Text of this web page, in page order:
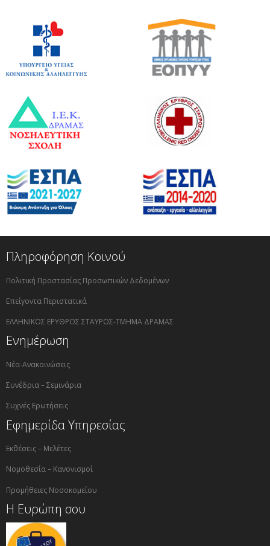
Πληροφόρηση Κοινού
Πολιτική Προστασίας Προσωπικών Δεδομένων
Επείγοντα Περιστατικά
ΕΛΛΗΝΙΚΟΣ ΕΡΥΘΡΟΣ ΣΤΑΥΡΟΣ-ΤΜΗΜΑ ΔΡΑΜΑΣ
Ενημέρωση
Νέα-Ανακοινώσεις
Συνέδρια – Σεμινάρια
Συχνές Ερωτήσεις
Εφημερίδα Υπηρεσίας
Εκθέσεις – Μελέτες
Νομοθεσία – Κανονισμοί
Προμήθειες Νοσοκομείου
Η Ευρώπη σου